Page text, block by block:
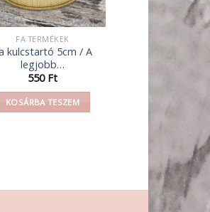
FA TERMÉKEK
kulcstartó 5cm / A
legjobb…
550 Ft
KOSÁRBA TESZEM